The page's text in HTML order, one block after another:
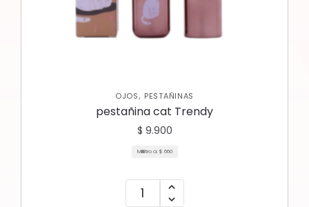
OJOS, PESTAÑINAS
pestañina cat Trendy
$ 9.900
Mililitro a: $ 660